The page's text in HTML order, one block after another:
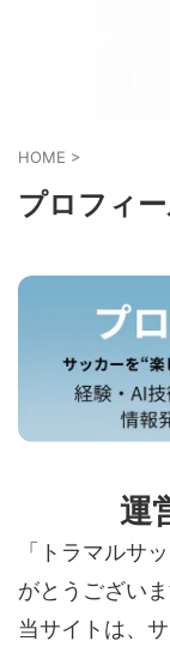
HOME >
プロフィ
運
「トラマルサ
がとうございま
当サイトは、